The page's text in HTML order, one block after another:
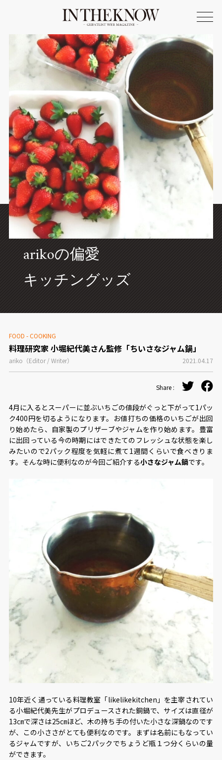
ONLINE SHOP
FASHION
SPOTLIGHT
BEAUTY
LIFE STYLE
FOOD
WRITER
CONCEPT
arikoの偏愛
キッチングッズ
FOOD - COOKING
料理研究家 小堀紀代美さん監修「ちいさなジャム鍋」
ariko（Editor / Writer） 2021.04.17
Share :
4月に入るとスーパーに並ぶいちごの値段がぐっと下がって1パッ
ク400円を切るようになります。お値打ちの価格のいちごが出回
り始めたら、自家製のプリザーブやジャムを作り始めます。豊富
に出回っている今の時期にはできたてのフレッシュな状態を楽し
みたいので2パック程度を気軽に煮て1週間くらいで食べきりま
す。そんな時に便利なのが今回ご紹介する小さなジャム鍋です。
10年近く通っている料理教室「likelikekitchen」を主宰されてい
る小堀紀代美先生がプロデュースされた銅鍋で、サイズは直径が
13㎝で深さは25㎝ほど、木の持ち手の付いた小さな深鍋なのです
が、この小ささがとても便利なのです。まずは名前にもなってい
るジャムですが、いちご2パックでちょうど瓶１つ分くらいの量
ができます。